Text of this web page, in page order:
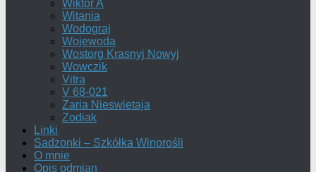
Wiktor A
Witania
Wodograj
Wojewoda
Wostorg Krasnyj Nowyj
Wowczik
Vitra
V 68-021
Zaria Nieswietaja
Zodiak
Linki
Sadzonki – Szkółka Winorośli
O mnie
Opis odmian